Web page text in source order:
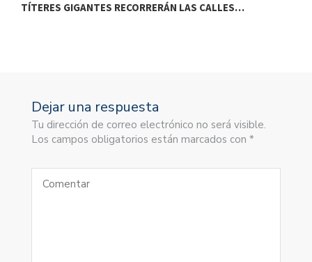
TÍTERES GIGANTES RECORRERÁN LAS CALLES…
Dejar una respuesta
Tu dirección de correo electrónico no será visible.
Los campos obligatorios están marcados con *